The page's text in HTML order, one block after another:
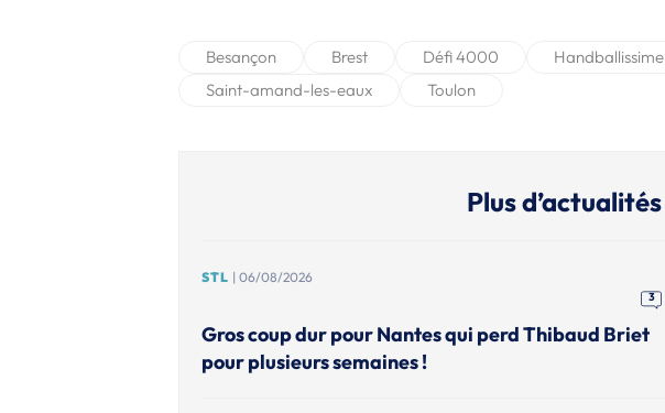
Besançon Brest Défi 4000 Handballissime
Saint-amand-les-eaux
Toulon
Plus d’actualités
STL | 06/08/2026
3
Gros coup dur pour Nantes qui perd Thibaud Briet
pour plusieurs semaines !